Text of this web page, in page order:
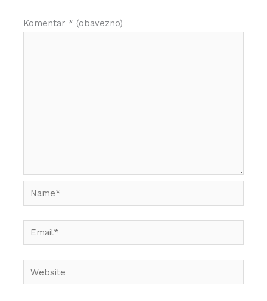
Komentar * (obavezno)
Name*
Email*
Website